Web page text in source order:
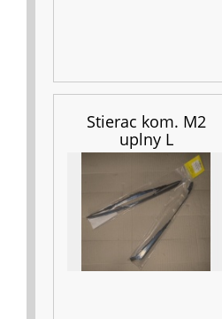
Stierac kom. M2
uplny L